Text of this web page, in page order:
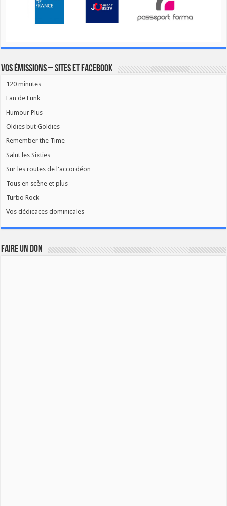
Vos émissions – Sites et Facebook
120 minutes
Fan de Funk
Humour Plus
Oldies but Goldies
Remember the Time
Salut les Sixties
Sur les routes de l'accordéon
Tous en scène et plus
Turbo Rock
Vos dédicaces dominicales
FAIRE UN DON